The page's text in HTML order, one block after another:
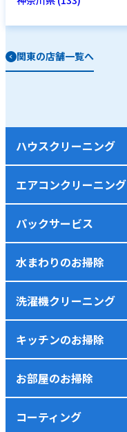
関東の店舗一覧へ
ハウスクリーニング
エアコンクリーニング
パックサービス
水まわりのお掃除
洗濯機クリーニング
キッチンのお掃除
お部屋のお掃除
コーティング